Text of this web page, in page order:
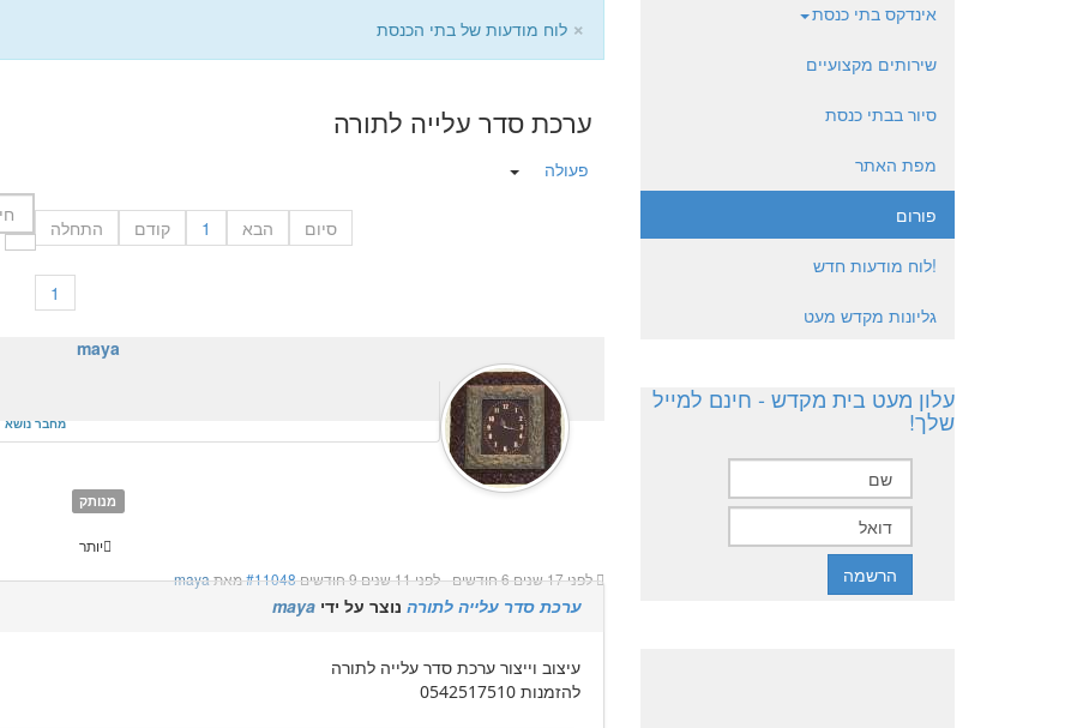
× לוח מודעות של בתי הכנסת
ערכת סדר עלייה לתורה
פעולה
התחלה קודם 1 הבא סיום
1
maya
מחבר נושא
מנותק
יותר
לפני 17 שנים 6 חודשים
-לפני 11 שנים 9 חודשים #11048מאתmaya
ערכת סדר עלייה לתורה נוצר על ידיmaya
עיצוב וייצור ערכת סדר עלייה לתורה
להזמנות 0542517510
אינדקס בתי כנסת
שירותים מקצועיים
סיור בבתי כנסת
מפת האתר
פורום
!לוח מודעות חדש
גליונות מקדש מעט
עלון מעט בית מקדש - חינם למייל
שלך!